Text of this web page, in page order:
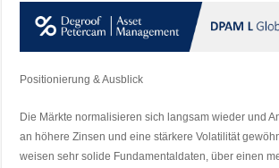
Positionierung & Ausblick
Die Märkte normalisieren sich langsam wieder und
an höhere Zinsen und eine stärkere Volatilität
weisen sehr solide Fundamentaldaten, über einen